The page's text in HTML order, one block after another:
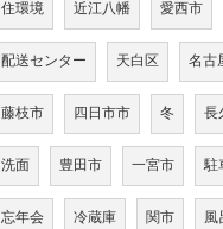
住環境 近江八幡 愛西市
配送センター 天白区 名古
藤枝市 四日市市 冬 長
洗面 豊田市 一宮市 駐
忘年会 冷蔵庫 関市 風